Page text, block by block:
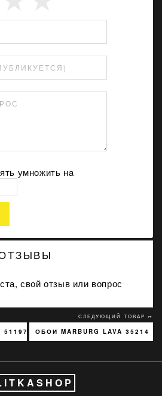
умнoжить нa
свой отзыв или вопрос
51197301
СЛЕДУЮЩИЙ ТОВАР ↣
ОБОИ MARBURG LAVA 35214